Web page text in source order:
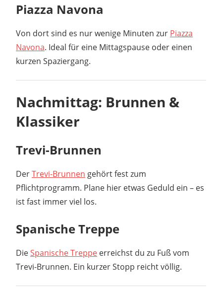
Piazza Navona
Von dort sind es nur wenige Minuten zur Piazza
Navona. Ideal für eine Mittagspause oder einen
kurzen Spaziergang.
Nachmittag: Brunnen &
Klassiker
Trevi-Brunnen
DerTrevi-Brunnen gehört fest zum
Pflichtprogramm. Plane hier etwas Geduld ein – es
ist fast immer viel los.
Spanische Treppe
DieSpanische Treppe erreichst du zu Fuß vom
Trevi-Brunnen. Ein kurzer Stopp reicht völlig.